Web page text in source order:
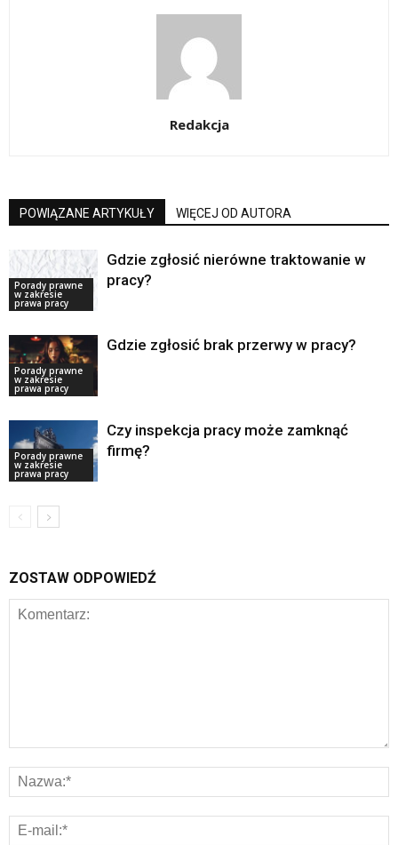
Redakcja
POWIĄZANE ARTYKUŁY WIĘCEJ OD AUTORA
Porady prawne
w zakresie
prawa pracy
Gdzie zgłosić nierówne traktowanie w
pracy?
Porady prawne
w zakresie
prawa pracy
Gdzie zgłosić brak przerwy w pracy?
Porady prawne
w zakresie
prawa pracy
Czy inspekcja pracy może zamknąć
firmę?
ZOSTAW ODPOWIEDŹ